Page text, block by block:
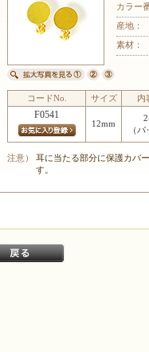
カラー
産地：
素材：
コードNo. サイズ 内
F0541
12mm
（パ
注意）
耳に当たる部分に保護カバ
す。